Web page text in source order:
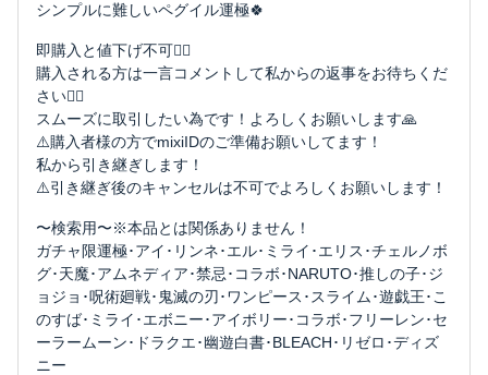
シンプルに難しいペグイル運極🍀
即購入と値下げ不可🙇‍♀️
購入される方は一言コメントして私からの返事をお待ちくだ
さい🙇‍♀️
スムーズに取引したい為です！よろしくお願いします🙏
⚠️購入者様の方でmixiIDのご準備お願いしてます！
私から引き継ぎします！
⚠️引き継ぎ後のキャンセルは不可でよろしくお願いします！
〜検索用〜※本品とは関係ありません！
ガチャ限運極･アイ･リンネ･エル･ミライ･エリス･チェルノボ
グ･天魔･アムネディア･禁忌･コラボ･NARUTO･推しの子･ジ
ョジョ･呪術廻戦･鬼滅の刃･ワンピース･スライム･遊戯王･こ
のすば･ミライ･エボニー･アイボリー･コラボ･フリーレン･セ
ーラームーン･ドラクエ･幽遊白書･BLEACH･リゼロ･ディズ
ニー